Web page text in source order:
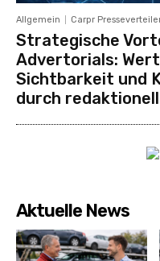
Allgemein Carpr
Strategische
Advertorials:
Sichtbarkeit und
durch
Aktuelle News